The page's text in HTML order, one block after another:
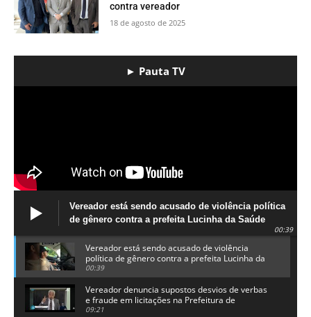
contra vereador
18 de agosto de 2025
► Pauta TV
Vereador está sendo acusado de violência política
de gênero contra a prefeita Lucinha da Saúde
00:39
Vereador está sendo acusado de violência
política de gênero contra a prefeita Lucinha da
Saúde
00:39
Vereador denuncia supostos desvios de verbas
e fraude em licitações na Prefeitura de
Alhandra
09:21